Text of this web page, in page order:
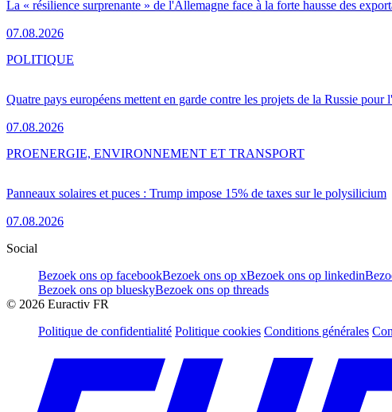
La « résilience surprenante » de l'Allemagne face à la forte hausse des
07.08.2026
Quatre pays européens mettent en garde contre les projets de la Russie pour
07.08.2026
POLITIQUE
Panneaux solaires et puces : Trump impose 15% de taxes sur le polysilicium
07.08.2026
PROENERGIE, ENVIRONNEMENT ET TRANSPORT
Social
Bezoek ons op facebookBezoek ons op xBezoek ons op linkedin
Bezoek ons op blueskyBezoek ons op threads
© 2026 Euractiv FR
Politique de confidentialité Politique cookies Conditions générales